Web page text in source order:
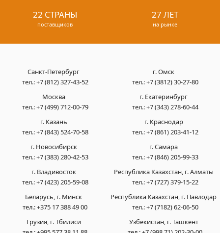
22 СТРАНЫ
поставщиков
27 ЛЕТ
на рынке
Санкт-Петербург
тел.:+7 (812) 327-43-52
Москва
тел.:+7 (499) 712-00-79
г. Казань
тел.:+7 (843) 524-70-58
г. Новосибирск
тел.:+7 (383) 280-42-53
г. Омск
тел.:+7 (3812) 30-27-80
г. Екатеринбург
тел.:+7 (343) 278-60-44
г. Краснодар
тел.:+7 (861) 203-41-12
г. Самара
тел.:+7 (846) 205-99-33
г. Владивосток
тел.:+7 (423) 205-59-08
Беларусь, г. Минск
тел.:+375 17 388 49 00
Грузия, г. Тбилиси
Республика Казахстан, г. Алматы
тел.:+7 (727) 379-15-22
Республика Казахстан, г. Павлодар
тел.:+7 (7182) 62-06-50
Узбекистан, г. Ташкент